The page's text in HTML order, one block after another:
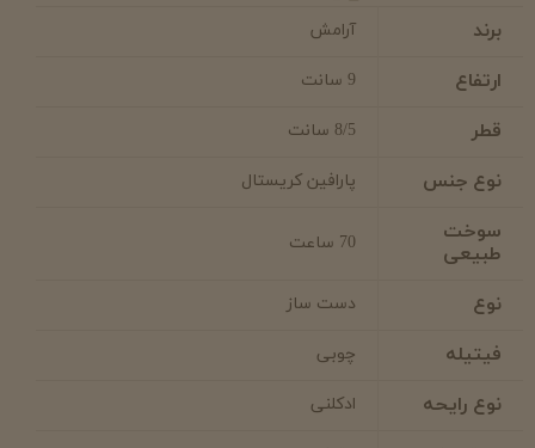
برند آرامش
ارتفاع 9 سانت
قطر 8/5 سانت
نوع جنس پارافین کریستال
سوخت
طبیعی
70 ساعت
نوع دست ساز
فیتیله چوبی
نوع رایحه ادکلنی